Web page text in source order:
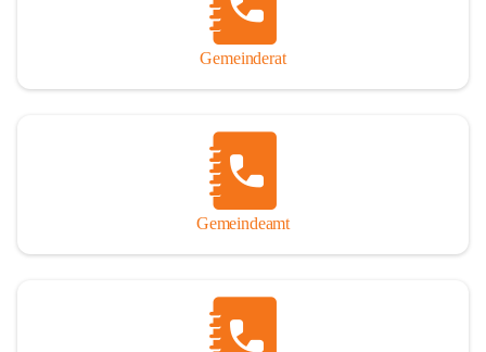
Gemeinderat
Gemeindeamt